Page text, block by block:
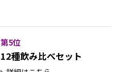
第5位
12種飲み比べセット